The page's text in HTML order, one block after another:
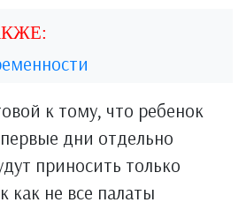
к тому, что ребенок
дни отдельно
приносить только
как не все палаты